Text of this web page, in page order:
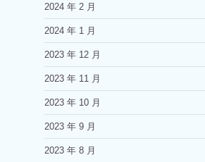
2024 年 2 月
2024 年 1 月
2023 年 12 月
2023 年 11 月
2023 年 10 月
2023 年 9 月
2023 年 8 月